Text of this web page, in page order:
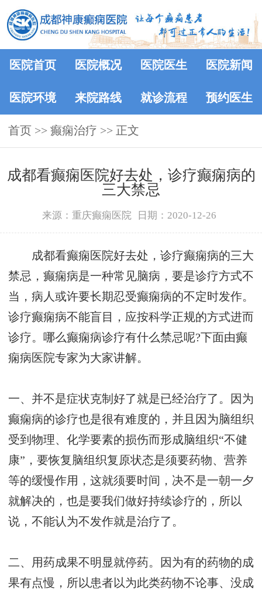
医院首页 医院概况 医院医生 医院新闻
医院环境 来院路线 就诊流程 预约医生
首页 >> 癫痫治疗 >> 正文
成都看癫痫医院好去处，诊疗癫痫病的
三大禁忌
来源：重庆癫痫医院 日期：2020-12-26
成都看癫痫医院好去处，诊疗癫痫病的三大
禁忌，癫痫病是一种常见脑病，要是诊疗方式不
当，病人或许要长期忍受癫痫病的不定时发作。
诊疗癫痫病不能盲目，应按科学正规的方式进而
诊疗。哪么癫痫病诊疗有什么禁忌呢?下面由癫
痫病医院专家为大家讲解。
一、并不是症状克制好了就是已经治疗了。因为
癫痫病的诊疗也是很有难度的，并且因为脑组织
受到物理、化学要素的损伤而形成脑组织“不健
康”，要恢复脑组织复原状态是须要药物、营养
等的缓慢作用，这就须要时间，决不是一朝一夕
就解决的，也是要我们做好持续诊疗的，所以
说，不能认为不发作就是治疗了。
二、用药成果不明显就停药。因为有的药物的成
果有点慢，所以患者以为此类药物不论事、没成